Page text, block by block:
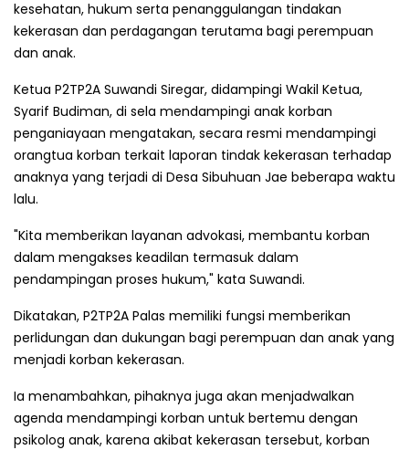
kesehatan, hukum serta penanggulangan tindakan
kekerasan dan perdagangan terutama bagi perempuan
dan anak.
Ketua P2TP2A Suwandi Siregar, didampingi Wakil Ketua,
Syarif Budiman, di sela mendampingi anak korban
penganiayaan mengatakan, secara resmi mendampingi
orangtua korban terkait laporan tindak kekerasan terhadap
anaknya yang terjadi di Desa Sibuhuan Jae beberapa waktu
lalu.
"Kita memberikan layanan advokasi, membantu korban
dalam mengakses keadilan termasuk dalam
pendampingan proses hukum," kata Suwandi.
Dikatakan, P2TP2A Palas memiliki fungsi memberikan
perlidungan dan dukungan bagi perempuan dan anak yang
menjadi korban kekerasan.
Ia menambahkan, pihaknya juga akan menjadwalkan
agenda mendampingi korban untuk bertemu dengan
psikolog anak, karena akibat kekerasan tersebut, korban